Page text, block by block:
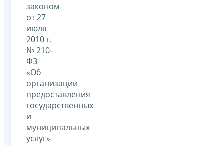
законом
от 27
июля
2010 г.
№ 210-
ФЗ
«Об
организации
предоставления
государственных
и
муниципальных
услуг»